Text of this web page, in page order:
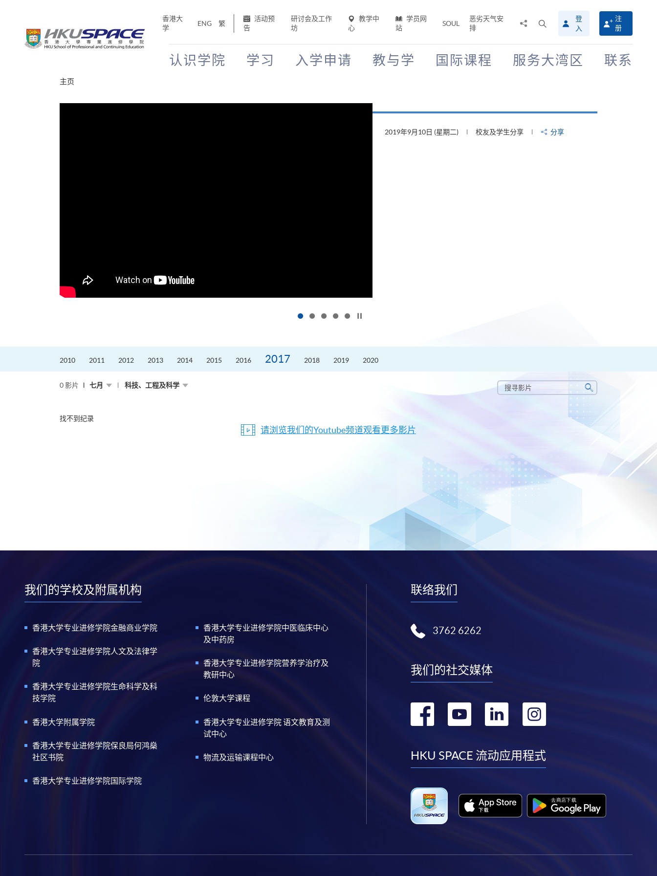
香港大
学
ENG 繁
活动预
告
研讨会及工作
坊
教学中
心
学员网
站
SOUL
恶劣天气安
排
搜
寻
介
登
入
注
册
认识学院 学习 入学申请 教与学 国际课程 服务大湾区 联系
主页
2019年8月22日 (星期四) 校友及学生分享 分享
2010 2011 2012 2013 2014 2015 2016 2017 2018 2019 2020
0 影片 七月 科技、工程及科学
搜
寻
搜
寻
找不到纪录
请浏览我们的Youtube频道观看更多影片
我们的学校及附属机构
香港大学专业进修学院金融商业学院
香港大学专业进修学院人文及法律学
院
香港大学专业进修学院生命科学及科
技学院
香港大学附属学院
香港大学专业进修学院保良局何鸿燊
社区书院
香港大学专业进修学院国际学院
香港大学专业进修学院中医临床中心
及中药房
香港大学专业进修学院营养学治疗及
教研中心
伦敦大学课程
香港大学专业进修学院 语文教育及测
试中心
物流及运输课程中心
联络我们
3762 6262
我们的社交媒体
转
facebook
转
youtube
转
linkedin
转
instagram
HKU SPACE 流动应用程式